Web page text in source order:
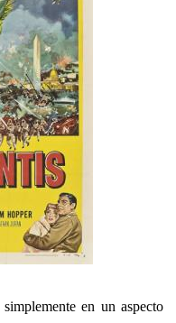
en un aspecto